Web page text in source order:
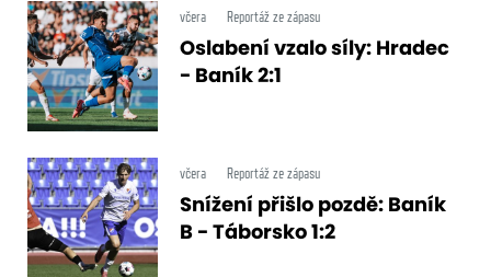
včera Reportáž ze zápasu
Oslabení vzalo síly: Hradec
- Baník 2:1
včera Reportáž ze zápasu
Snížení přišlo pozdě: Baník
B - Táborsko 1:2